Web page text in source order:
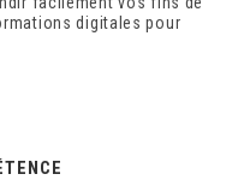
digitales pour